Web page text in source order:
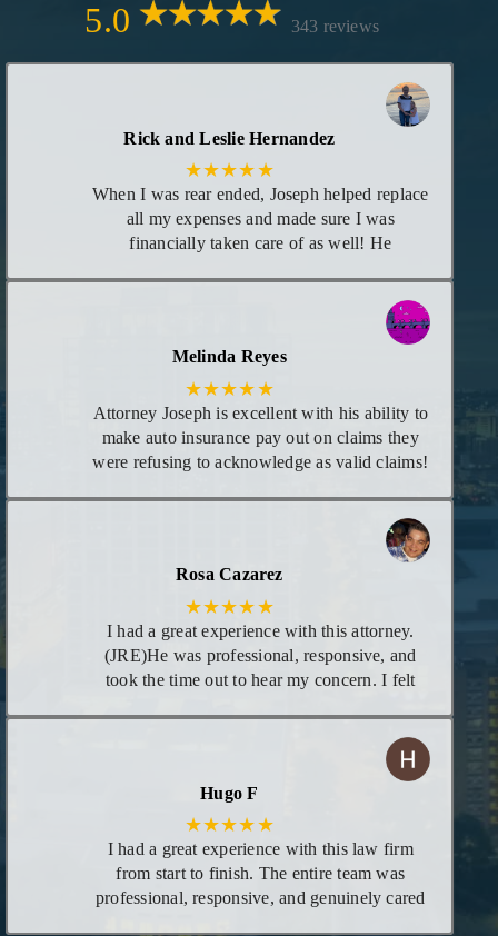
5.0 343 reviews
Rick and Leslie Hernandez
★★★★★
When I was rear ended, Joseph helped replace
all my expenses and made sure I was
financially taken care of as well! He
regarding my case. I consider him my attorney
or at least trust him to give me the best advice
I need for any legal matters in the future!
Melinda Reyes
★★★★★
Attorney Joseph is excellent with his ability to
make auto insurance pay out on claims they
were refusing to acknowledge as valid claims!
to give you updates on case and even calls in
evening if necessary. I highly recommend his
services!
Rosa Cazarez
★★★★★
I had a great experience with this attorney.
(JRE)He was professional, responsive, and
took the time out to hear my concern. I felt
dedication really showed, and I am very
grateful for his guidance with my concern
Hugo F
★★★★★
I had a great experience with this law firm
from start to finish. The entire team was
professional, responsive, and genuinely cared